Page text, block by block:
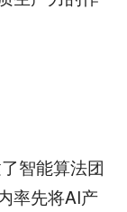
智能算法团
率先将AI产